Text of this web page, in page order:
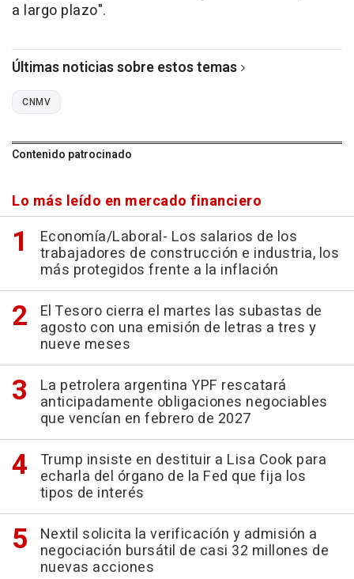
a largo plazo".
Últimas noticias sobre estos temas
CNMV
Contenido patrocinado
Lo más leído en mercado financiero
Economía/Laboral- Los salarios de los
trabajadores de construcción e industria, los
más protegidos frente a la inflación
El Tesoro cierra el martes las subastas de
agosto con una emisión de letras a tres y
nueve meses
La petrolera argentina YPF rescatará
anticipadamente obligaciones negociables
que vencían en febrero de 2027
Trump insiste en destituir a Lisa Cook para
echarla del órgano de la Fed que fija los
tipos de interés
Nextil solicita la verificación y admisión a
negociación bursátil de casi 32 millones de
nuevas acciones